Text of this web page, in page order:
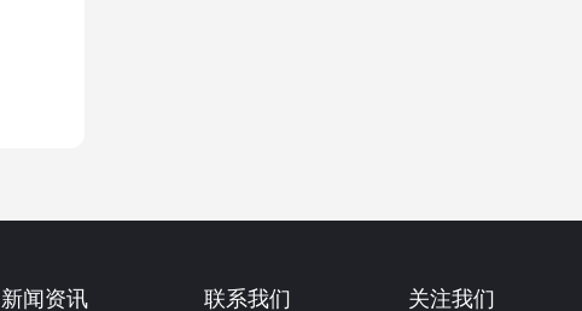
新闻资讯 联系我们 关注我们